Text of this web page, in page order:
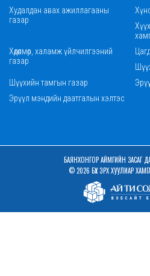
Худалдан авах ажиллагааны
газар
Хөдөлмөр, халамж үйлчилгээний
газар
Шүүхийн тамгын газар
Эрүүл мэндийн даатгалын хэлтэс
БАЯНХОНГОР АЙМГИЙН ЗАСАГ
© 2026 БҮХ ЭРХ ХУУЛИАР